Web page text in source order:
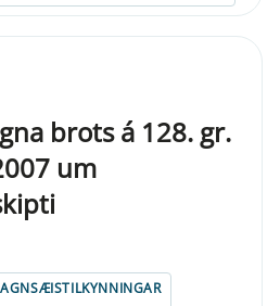
brots á 128. gr.
um